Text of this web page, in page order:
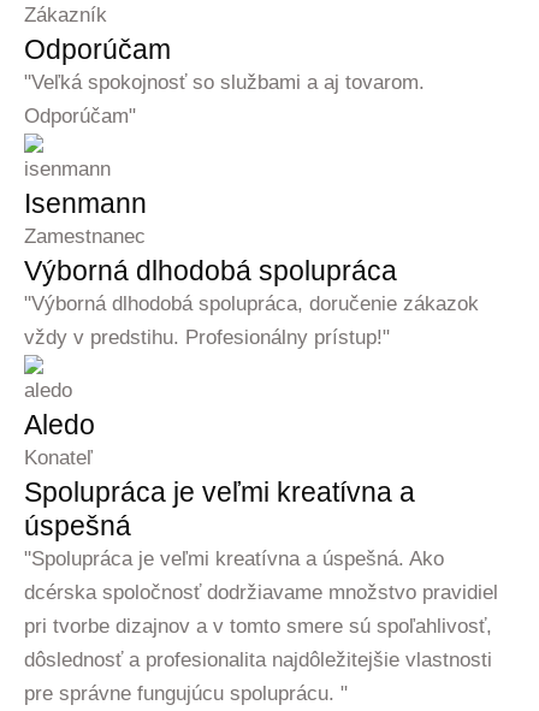
Zákazník
Odporúčam
"Veľká spokojnosť so službami a aj tovarom.
Odporúčam"
Isenmann
Zamestnanec
Výborná dlhodobá spolupráca
"Výborná dlhodobá spolupráca, doručenie zákazok
vždy v predstihu. Profesionálny prístup!"
Aledo
Konateľ
Spolupráca je veľmi kreatívna a
úspešná
"Spolupráca je veľmi kreatívna a úspešná. Ako
dcérska spoločnosť dodržiavame množstvo pravidiel
pri tvorbe dizajnov a v tomto smere sú spoľahlivosť,
dôslednosť a profesionalita najdôležitejšie vlastnosti
pre správne fungujúcu spoluprácu. "